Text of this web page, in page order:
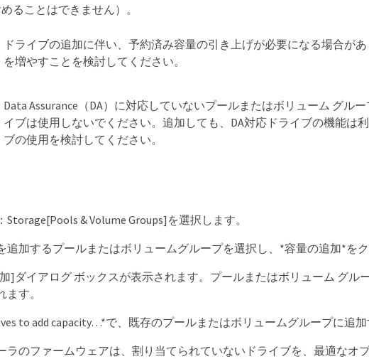
ることはできません）。
ドライブの追加に伴い、予約済み容量の引き上げが必要になる場合が
を増やすことを検討してください。
Data Assurance（DA）に対応していないプールまたはボリューム グル
イブは使用しないでください。追加しても、DA対応ドライブの機能は
ブの使用を検討してください。
Storage[Pools & Volume Groups]を選択します。
追加するプールまたはボリュームグループを選択し、*容量の追加*をク
]ダイアログ ボックスが表示されます。プールまたはボリューム グル
ます。
to add capacity…​*で、既存のプールまたはボリュームグループに追
ラのファームウェアは、割り当てられていないドライブを、最適なオ